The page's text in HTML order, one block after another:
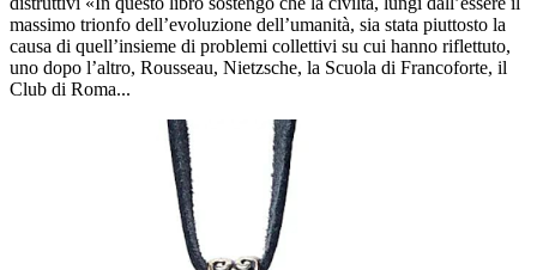
massimo trionfo dell’evoluzione dell’umanità, sia stata piuttosto la
causa di quell’insieme di problemi collettivi su cui hanno riflettuto,
uno dopo l’altro, Rousseau, Nietzsche, la Scuola di Francoforte, il
Club di Roma...